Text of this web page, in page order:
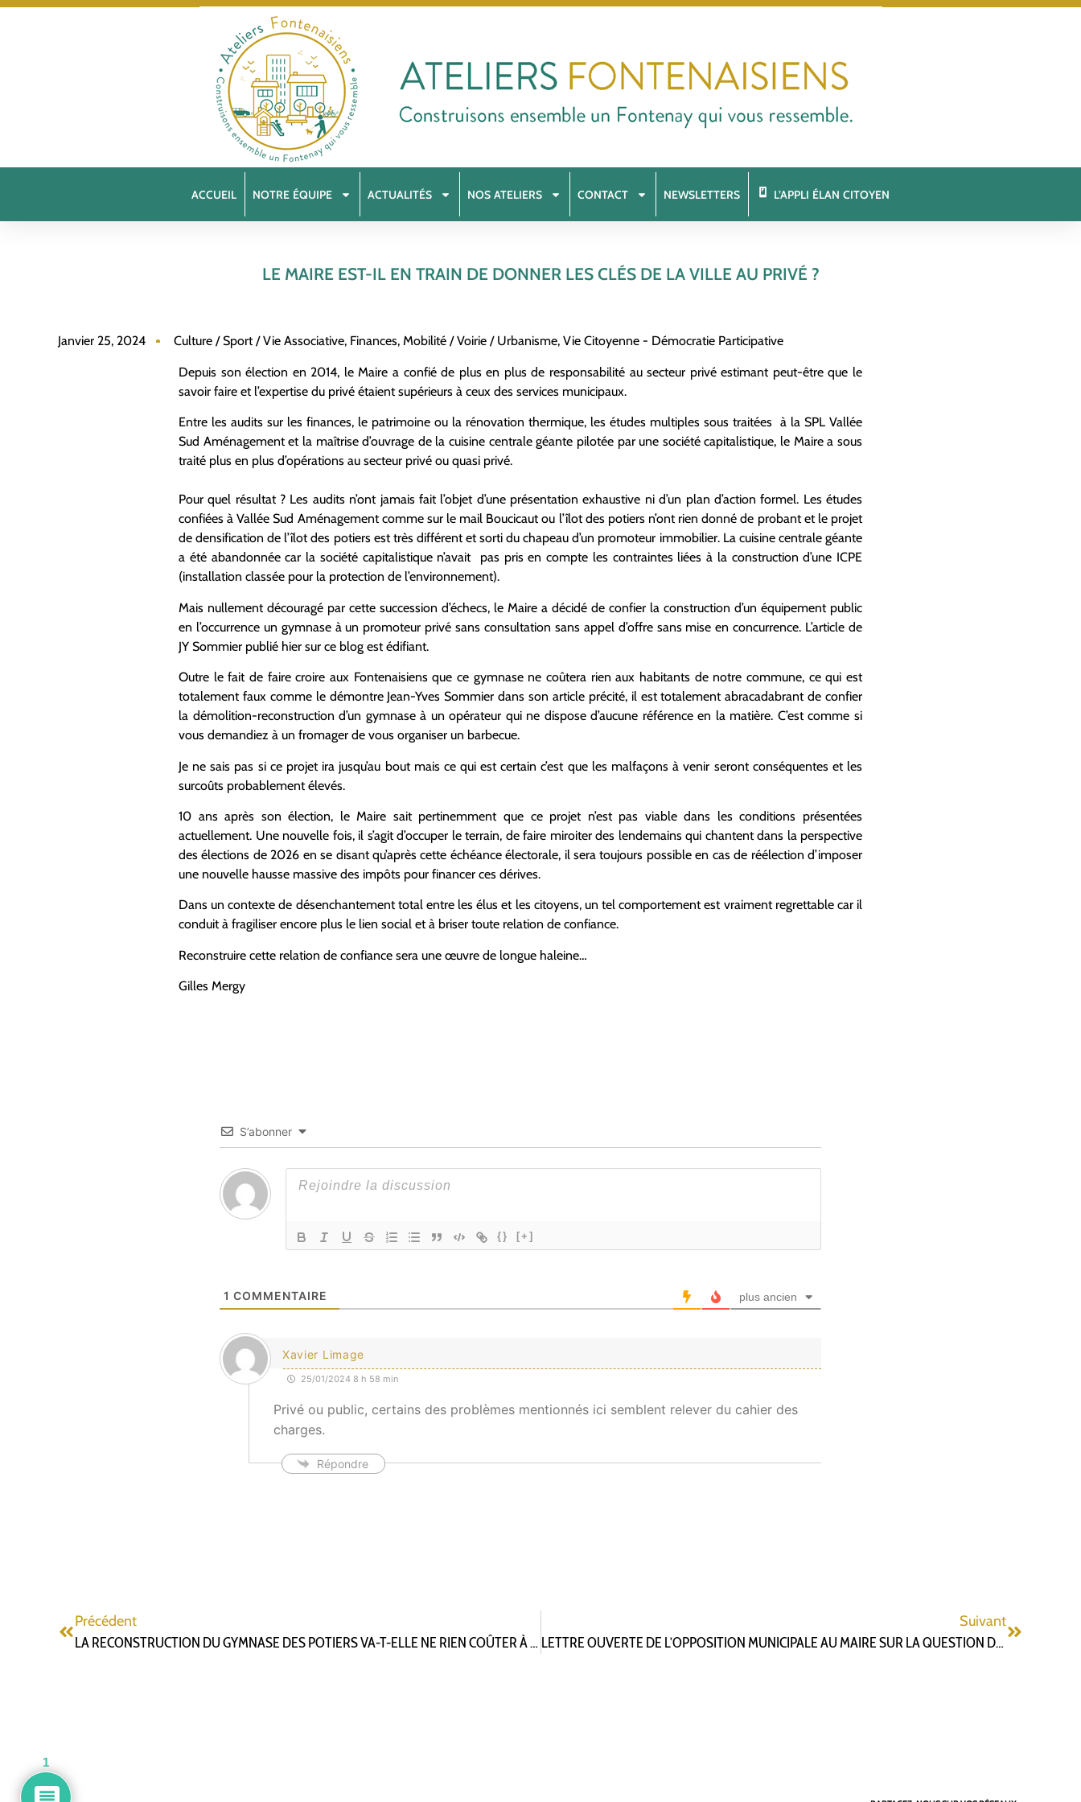
ACCUEIL NOTRE ÉQUIPE ACTUALITÉS NOS ATELIERS CONTACT NEWSLETTERS L’APPLI ÉLAN CITOYEN
LE MAIRE EST-IL EN TRAIN DE DONNER LES CLÉS DE LA VILLE AU PRIVÉ ?
Janvier 25, 2024 Culture / Sport / Vie Associative, Finances, Mobilité / Voirie / Urbanisme, Vie Citoyenne - Démocratie Participative
Depuis son élection en 2014, le Maire a confié de plus en plus de responsabilité au secteur privé estimant peut-être que le
savoir faire et l’expertise du privé étaient supérieurs à ceux des services municipaux.
Entre les audits sur les finances, le patrimoine ou la rénovation thermique, les études multiples sous traitées à la SPL Vallée
Sud Aménagement et la maîtrise d’ouvrage de la cuisine centrale géante pilotée par une société capitalistique, le Maire a sous
traité plus en plus d’opérations au secteur privé ou quasi privé.
Pour quel résultat ? Les audits n’ont jamais fait l’objet d’une présentation exhaustive ni d’un plan d’action formel. Les études
confiées à Vallée Sud Aménagement comme sur le mail Boucicaut ou l’îlot des potiers n’ont rien donné de probant et le projet
de densification de l’îlot des potiers est très différent et sorti du chapeau d’un promoteur immobilier. La cuisine centrale géante
a été abandonnée car la société capitalistique n’avait pas pris en compte les contraintes liées à la construction d’une ICPE
(installation classée pour la protection de l’environnement).
Mais nullement découragé par cette succession d’échecs, le Maire a décidé de confier la construction d’un équipement public
en l’occurrence un gymnase à un promoteur privé sans consultation sans appel d’offre sans mise en concurrence. L’article de
JY Sommier publié hier sur ce blog est édifiant.
Outre le fait de faire croire aux Fontenaisiens que ce gymnase ne coûtera rien aux habitants de notre commune, ce qui est
totalement faux comme le démontre Jean-Yves Sommier dans son article précité, il est totalement abracadabrant de confier
la démolition-reconstruction d’un gymnase à un opérateur qui ne dispose d’aucune référence en la matière. C’est comme si
vous demandiez à un fromager de vous organiser un barbecue.
Je ne sais pas si ce projet ira jusqu’au bout mais ce qui est certain c’est que les malfaçons à venir seront conséquentes et les
surcoûts probablement élevés.
10 ans après son élection, le Maire sait pertinemment que ce projet n’est pas viable dans les conditions présentées
actuellement. Une nouvelle fois, il s’agit d’occuper le terrain, de faire miroiter des lendemains qui chantent dans la perspective
des élections de 2026 en se disant qu’après cette échéance électorale, il sera toujours possible en cas de réélection d’imposer
une nouvelle hausse massive des impôts pour financer ces dérives.
Dans un contexte de désenchantement total entre les élus et les citoyens, un tel comportement est vraiment regrettable car il
conduit à fragiliser encore plus le lien social et à briser toute relation de confiance.
Reconstruire cette relation de confiance sera une œuvre de longue haleine…
Gilles Mergy
S’abonner
{} [+]
1 COMMENTAIRE plus ancien
Xavier Limage
25/01/2024 8 h 58 min
Privé ou public, certains des problèmes mentionnés ici semblent relever du cahier des
charges.
Répondre
Précédent
LA RECONSTRUCTION DU GYMNASE DES POTIERS VA-T-ELLE NE RIEN COÛTER À LA VILLE AINSI QUE L’AFFIRME LE MAIRE?
Suivant
LETTRE OUVERTE DE L’OPPOSITION MUNICIPALE AU MAIRE SUR LA QUESTION DES DÉPÔTS SAUVAGES
1